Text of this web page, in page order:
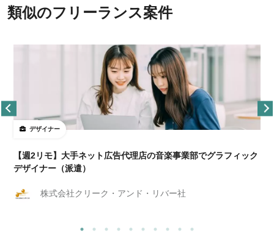
類似のフリーランス案件
デザイナー
【週2リモ】大手ネット広告代理店の音楽事業部でグラフィック
デザイナー（派遣）
株式会社クリーク・アンド・リバー社